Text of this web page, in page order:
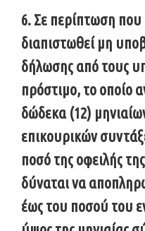
6. Σε περίπτωση που
διαπιστωθεί μη
δήλωσης από τους
πρόστιμο, το οποίο
δώδεκα (12)
επικουρικών
ποσό της οφειλής
δύναται να
έως του ποσού του